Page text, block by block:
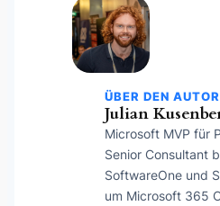
ÜBER DEN AUTOR
Julian
Microsoft MVP für
Senior Consultant
SoftwareOne und
um Microsoft 365